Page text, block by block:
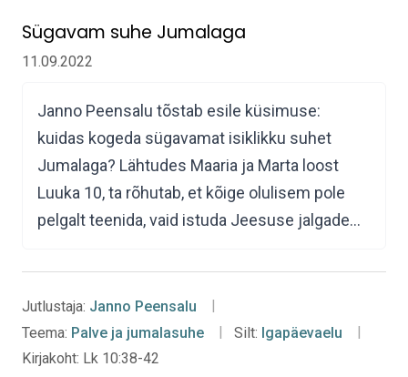
Sügavam suhe Jumalaga
11.09.2022
Janno Peensalu tõstab esile küsimuse:
kuidas kogeda sügavamat isiklikku suhet
Jumalaga? Lähtudes Maaria ja Marta loost
Luuka 10, ta rõhutab, et kõige olulisem pole
pelgalt teenida, vaid istuda Jeesuse jalgade…
Jutlustaja: Janno Peensalu
Teema: Palve ja jumalasuhe Silt: Igapäevaelu
Kirjakoht: Lk 10:38-42